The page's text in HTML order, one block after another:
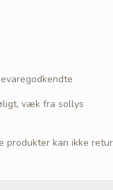
væk fra sollys
produkter kan ikke